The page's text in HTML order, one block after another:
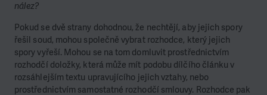
nález?
Pokud se dvě strany dohodnou, že nechtějí, aby jejich spory
řešil soud, mohou společně vybrat rozhodce, který jejich
spory vyřeší. Mohou se na tom domluvit prostřednictvím
rozhodčí doložky, která může mít podobu dílčího článku v
rozsáhlejším textu upravujícího jejich vztahy, nebo
prostřednictvím samostatné rozhodčí smlouvy. Rozhodce pak